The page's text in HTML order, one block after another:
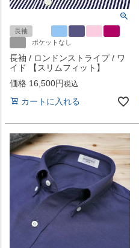
長袖
ポケットなし
長袖 / ロンドンストライプ / ワ
イド 【スリムフィット】
価格 16,500 税込
カートに入れる